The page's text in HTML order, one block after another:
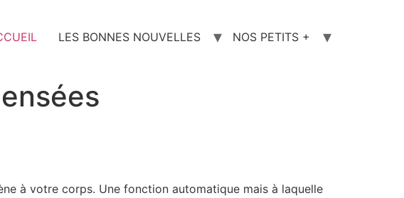
LES BONNES NOUVELLES NOS PETITS +
à votre corps. Une fonction automatique mais à laquelle